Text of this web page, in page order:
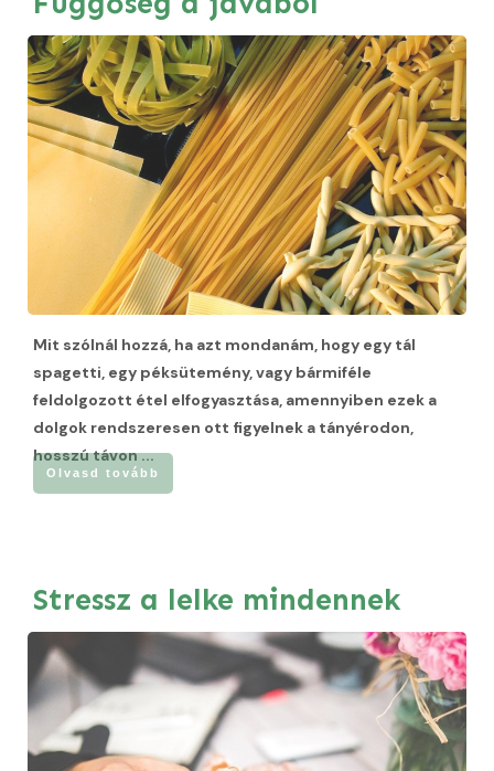
Mit szólnál hozzá, ha azt mondanám, hogy egy tál
spagetti, egy péksütemény, vagy bármiféle
feldolgozott étel elfogyasztása, amennyiben ezek a
dolgok rendszeresen ott figyelnek a tányérodon,
hosszú távon...
Olvasd tovább
Stressz a lelke mindennek